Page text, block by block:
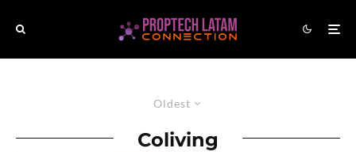
Oldest
Coliving